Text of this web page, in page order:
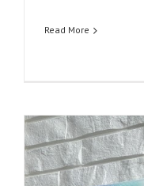
Read More